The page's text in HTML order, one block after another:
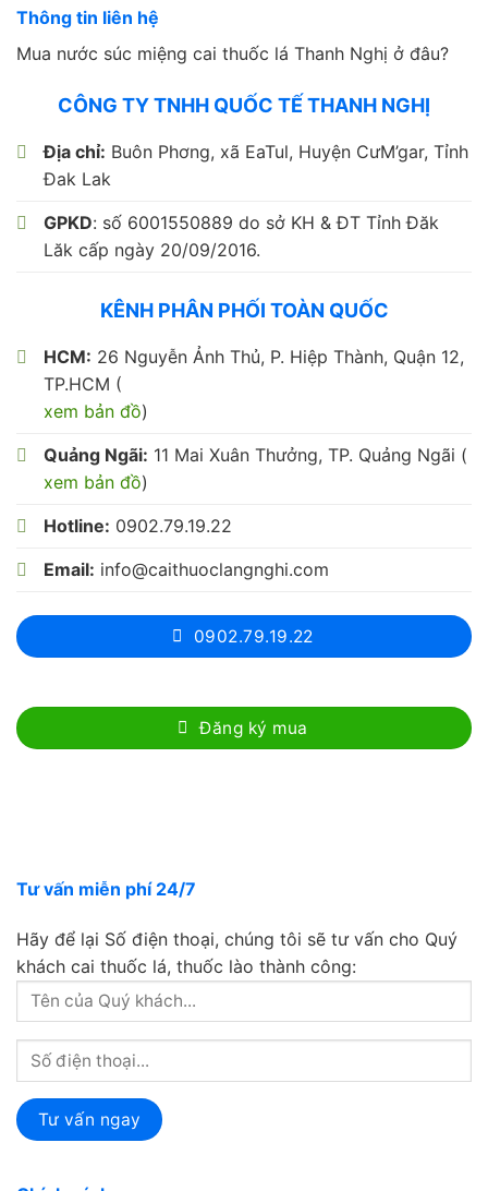
Thông tin liên hệ
Mua nước súc miệng cai thuốc lá Thanh Nghị ở đâu?
CÔNG TY TNHH QUỐC TẾ THANH NGHỊ
Địa chỉ: Buôn Phơng, xã EaTul, Huyện CưM’gar, Tỉnh
Đak Lak
GPKD: số 6001550889 do sở KH & ĐT Tỉnh Đăk
Lăk cấp ngày 20/09/2016.
KÊNH PHÂN PHỐI TOÀN QUỐC
HCM: 26 Nguyễn Ảnh Thủ, P. Hiệp Thành, Quận 12,
TP.HCM (
xem bản đồ)
Quảng Ngãi: 11 Mai Xuân Thưởng, TP. Quảng Ngãi (
xem bản đồ)
Hotline: 0902.79.19.22
Email: info@caithuoclangnghi.com
0902.79.19.22
Đăng ký mua
Tư vấn miễn phí 24/7
Hãy để lại Số điện thoại, chúng tôi sẽ tư vấn cho Quý
khách cai thuốc lá, thuốc lào thành công: